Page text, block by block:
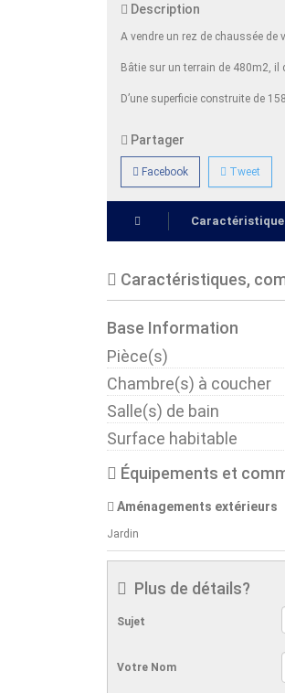
Description
A vendre un rez de chaussée de
Bâtie sur un terrain de 480m2, il
D’une superficie construite de
Partager
Facebook Tweet
Caractéristiques,
Base Information
Pièce(s)
Chambre(s) à coucher
Salle(s) de bain
Surface habitable
Équipements et
Aménagements extérieurs
Jardin
Plus de détails?
Sujet
Votre Nom